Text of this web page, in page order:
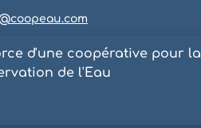
d'une coopérative pour la
de l'Eau